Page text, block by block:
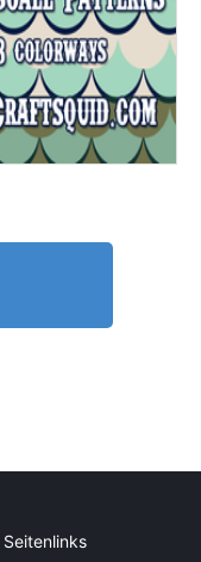
Seitenlinks